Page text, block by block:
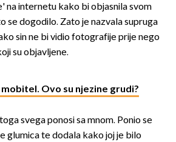
na internetu kako bi objasnila svom
se dogodilo. Zato je nazvala supruga
sin ne bi vidio fotografije prije nego
su objavljene.
Ovo su njezine grudi?
svega ponosi sa mnom. Ponio se
glumica te dodala kako joj je bilo